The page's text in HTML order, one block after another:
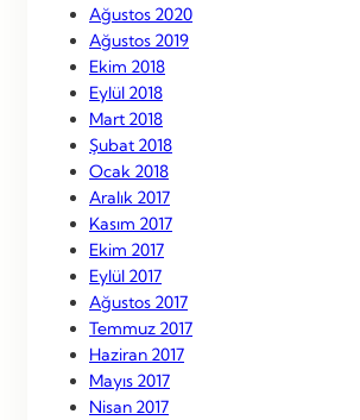
Ağustos 2020
Ağustos 2019
Ekim 2018
Eylül 2018
Mart 2018
Şubat 2018
Ocak 2018
Aralık 2017
Kasım 2017
Ekim 2017
Eylül 2017
Ağustos 2017
Temmuz 2017
Haziran 2017
Mayıs 2017
Nisan 2017